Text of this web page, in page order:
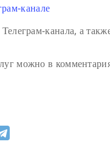
канале
канала, а
можно в